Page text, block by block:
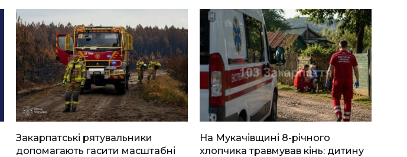
Закарпатські рятувальники
допомагають гасити масштабні
На Мукачівщині 8-річного
хлопчика травмував кінь: дитину